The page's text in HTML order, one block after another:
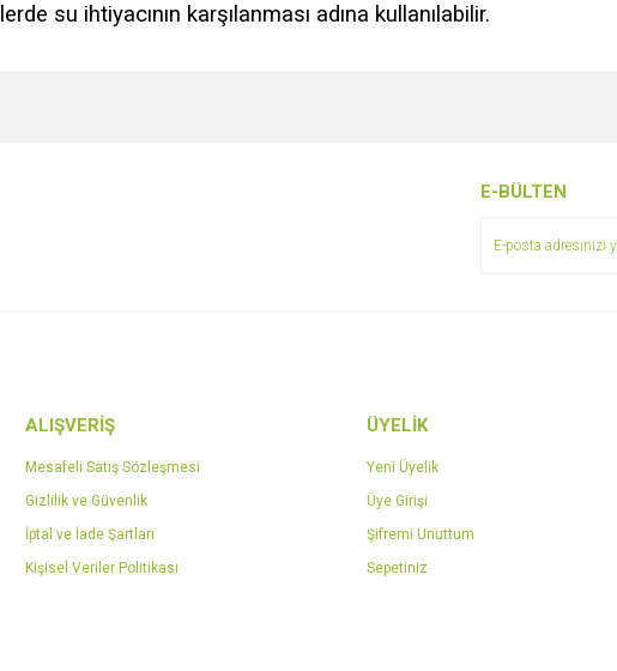
su ihtiyacının karşılanması adına kullanılabilir.
E-BÜLTEN
ALIŞVERİŞ
Mesafeli Satış Sözleşmesi
Gizlilik ve Güvenlik
İptal ve İade Şartları
Kişisel Veriler Politikası
ÜYELİK
Yeni Üyelik
Üye Girişi
Şifremi Unuttum
Sepetiniz